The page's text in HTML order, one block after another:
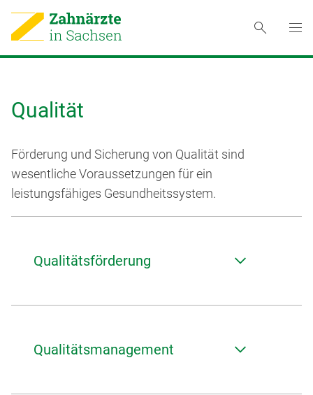
Qualität
Förderung und Sicherung von Qualität sind
wesentliche Voraussetzungen für ein
leistungsfähiges Gesundheitssystem.
Qualitätsförderung
Qualitätsmanagement